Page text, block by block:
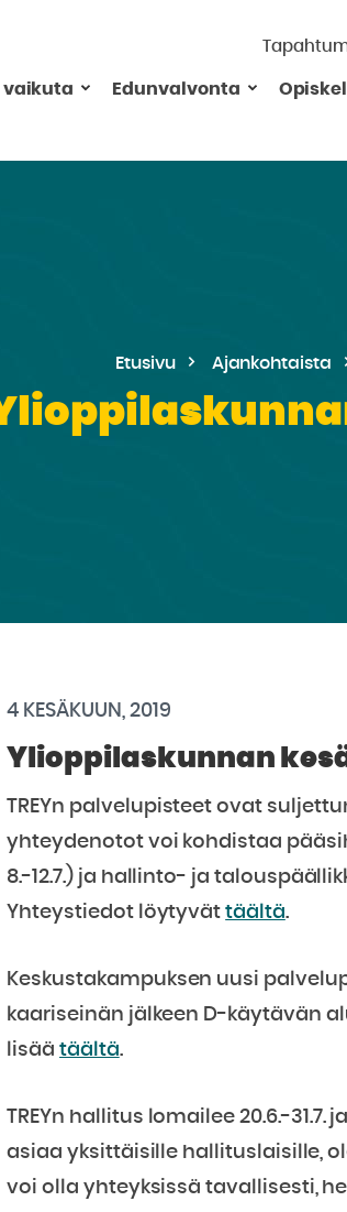
vaikuta Edunvalvonta
Etusivu Ajankohtaista
4 KESÄKUUN, 2019
Ylioppilaskunnan
TREYn palvelupisteet ovat
yhteydenotot voi kohdistaa
8.-12.7.) ja hallinto- ja
Yhteystiedot löytyvättäältä.
Keskustakampuksen uusi
kaariseinän jälkeen D-käytävän
lisäätäältä.
TREYn hallitus lomailee 20.6.-
asiaa yksittäisille hallituslaisille,
voi olla yhteyksissä tavallisesti,